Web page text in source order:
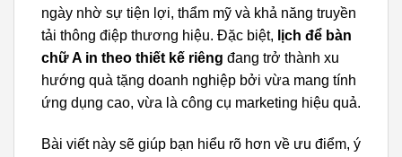
ngày nhờ sự tiện lợi, thẩm mỹ và khả năng truyền
tải thông điệp thương hiệu. Đặc biệt, lịch để bàn
chữ A in theo thiết kế riêng đang trở thành xu
hướng quà tặng doanh nghiệp bởi vừa mang tính
ứng dụng cao, vừa là công cụ marketing hiệu quả.
Bài viết này sẽ giúp bạn hiểu rõ hơn về ưu điểm, ý